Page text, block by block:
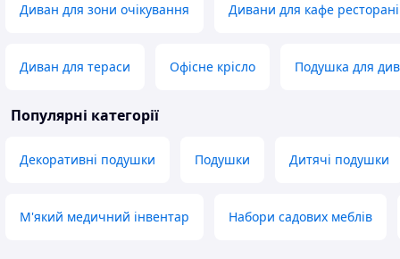
Диван для зони очікування Дивани для кафе
Диван для тераси Офісне крісло Подушка для
Популярні категорії
Декоративні подушки Подушки Дитячі подушки
М'який медичний інвентар Набори садових меблів